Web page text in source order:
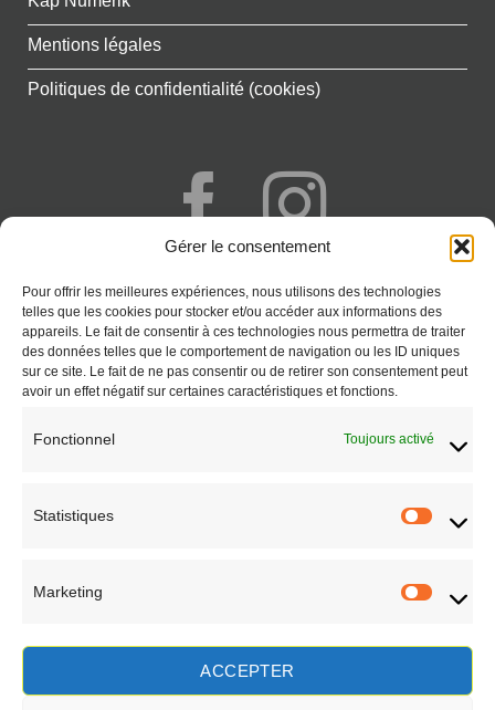
Gérer le consentement
Pour offrir les meilleures expériences, nous utilisons des technologies
telles que les cookies pour stocker et/ou accéder aux informations des
appareils. Le fait de consentir à ces technologies nous permettra de traiter
des données telles que le comportement de navigation ou les ID uniques
sur ce site. Le fait de ne pas consentir ou de retirer son consentement peut
avoir un effet négatif sur certaines caractéristiques et fonctions.
Fonctionnel Toujours activé
Statistiques
Marketing
ACCEPTER
Mentions légales
Politiques de confidentialité (cookies)
Saint-Paul - Réunion
CONTACT